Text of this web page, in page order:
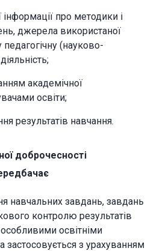
про методики і
джерела використаної
педагогічну (науково-
академічної
освіти;
результатів навчання.
доброчесності
навчальних завдань, завдань
контролю результатів
освітніми
з урахуванням